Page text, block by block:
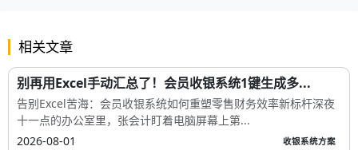
相关文章
别再用Excel手动汇总了！会员收银系统1键生成多...
告别Excel苦海：会员收银系统如何重塑零售财务效率新标杆深夜
十一点的办公室里，张会计盯着电脑屏幕上第...
2026-08-01
收银系统方案